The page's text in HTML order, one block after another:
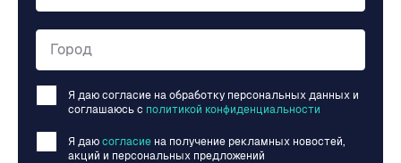
Город
Я даю согласие на обработку персональных данных и
соглашаюсь c политикой конфиденциальности
Я даю согласие на получение рекламных новостей,
акций и персональных предложений